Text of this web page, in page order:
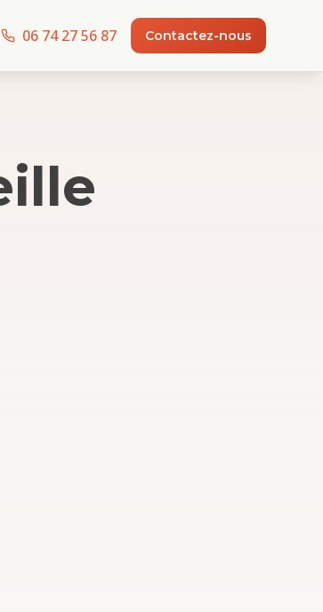
06 74 27 56 87 Contactez-nous